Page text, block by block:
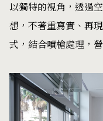
以獨特的視角，透過
想，不著重寫實、再
式，結合噴槍處理，